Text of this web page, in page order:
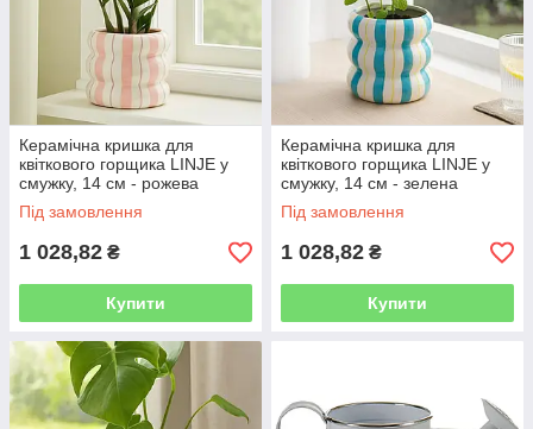
Керамічна кришка для
квіткового горщика LINJE у
смужку, 14 см - рожева
Під замовлення
1 028,82 ₴
Купити
Керамічна кришка для
квіткового горщика LINJE у
смужку, 14 см - зелена
Під замовлення
1 028,82 ₴
Купити